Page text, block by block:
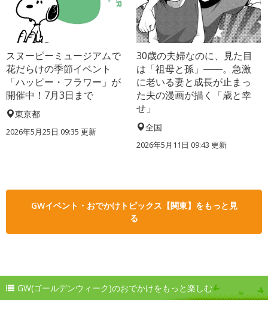
スヌーピーミュージアムで
花だらけの季節イベント
「ハッピー・フラワー」が
開催中！7月3日まで
東京都
2026年5月25日 09:35 更新
30歳の夫婦なのに、見た目
は「祖母と孫」――。急激
に老いる妻と成長が止まっ
た夫の漫画が描く「歳と幸
せ」
全国
2026年5月11日 09:43 更新
GWイベント・おでかけトピックス【関東】をもっと見
る
GW(ゴールデンウィーク)のおでかけをもっと楽しむ